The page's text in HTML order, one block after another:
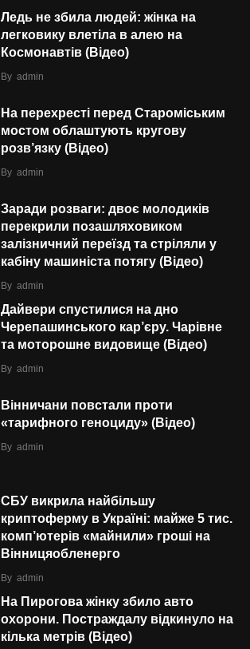
Ледь не збила людей: жінка на
легковику влетіла в алею на
Космонавтів (Відео)
By admin
На перехресті перед Староміським
мостом облаштують кругову
розв’язку (Відео)
By admin
Заради розваги: двоє молодиків
перекрили позашляховиком
залізничний переїзд та стріляли у
кабіну машиніста потягу (Відео)
By admin
Дайвери спустилися на дно
Черепашинського кар’єру. Чарівне
та моторошне видовище (Відео)
By admin
Вінничани повстали проти
«тарифного геноциду» (Відео)
By admin
СБУ викрила найбільшу
криптоферму в Україні: майже 5 тис.
комп’ютерів «майнили» гроші на
Вінницяобленерго
By admin
На Пирогова жінку збило авто
охорони. Постраждалу відкинуло на
кілька метрів (Відео)